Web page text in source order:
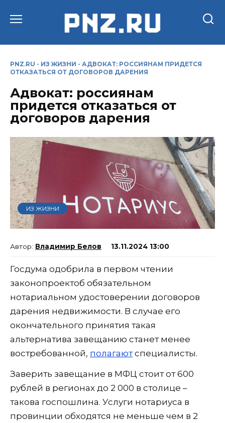
PNZ.RU - ИЗ ЖИЗНИ - АДВОКАТ: РОССИЯНАМ ПРИДЕТСЯ
ОТКАЗАТЬСЯ ОТ ДОГОВОРОВ ДАРЕНИЯ
Адвокат: россиянам
придется отказаться от
договоров дарения
ИЗ ЖИЗНИ
Владимир Белов 13.11.2024 13:00
Госдума одобрила в первом чтении
законопроектоб обязательном
нотариальном удостоверении договоров
дарения недвижимости. В случае его
окончательного принятия такая
альтернатива завещанию станет менее
востребованной, полагаютспециалисты.
Заверить завещание в МФЦ стоит от 600
рублей в регионах до 2 000 в столице –
такова госпошлина. Услуги нотариуса в
провинции обходятся не меньше чем в 2